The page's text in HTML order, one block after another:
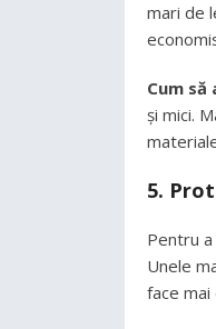
mari de
Cum să
și mici.
5.
Pentru
Unele
face